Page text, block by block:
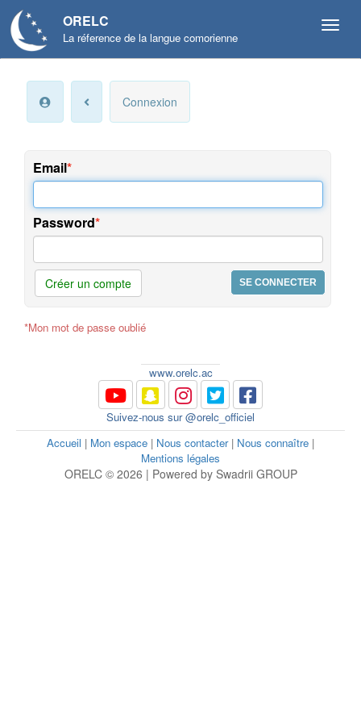
ORELC
La réference de la langue comorienne
compte
préférences
Connexion
Email
Password
Créer un compte
*Mon mot de passe oublié
www.orelc.ac
Suivez-nous sur @orelc_officiel
Accueil | Mon espace | Nous contacter| Nous connaître |
Mentions légales
ORELC © 2026 | Powered by Swadrii GROUP